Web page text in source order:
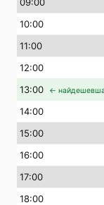
10:00
11:00
12:00
13:00 ← найдешевша
14:00
15:00
16:00
17:00
18:00